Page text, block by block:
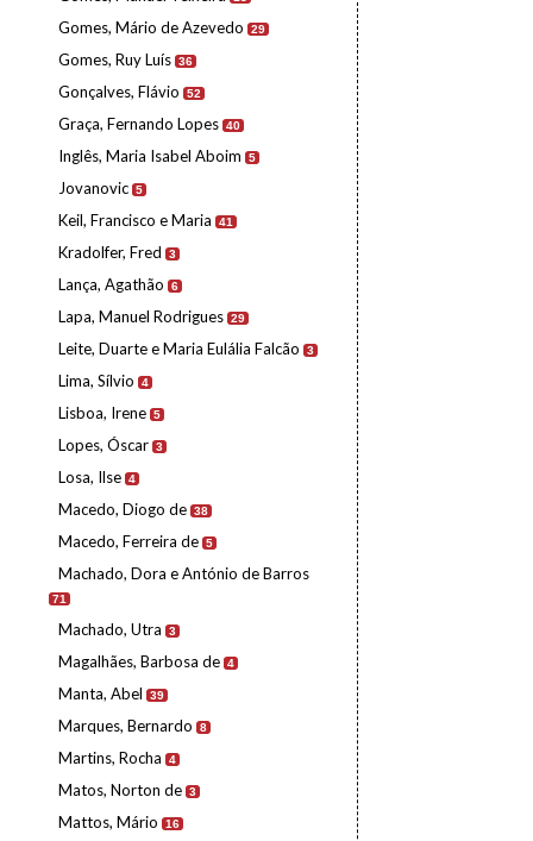
Gomes, Mário de Azevedo 29
Gomes, Ruy Luís 36
Gonçalves, Flávio 52
Graça, Fernando Lopes 40
Inglês, Maria Isabel Aboim 5
Jovanovic 5
Keil, Francisco e Maria 41
Kradolfer, Fred 3
Lança, Agathão 6
Lapa, Manuel Rodrigues 29
Leite, Duarte e Maria Eulália Falcão 3
Lima, Sílvio 4
Lisboa, Irene 5
Lopes, Óscar 3
Losa, Ilse 4
Macedo, Diogo de 38
Macedo, Ferreira de 5
Machado, Dora e António de Barros
71
Machado, Utra 3
Magalhães, Barbosa de 4
Manta, Abel 39
Marques, Bernardo 8
Martins, Rocha 4
Matos, Norton de 3
Mattos, Mário 16